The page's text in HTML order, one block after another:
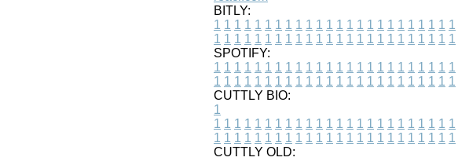
BITLY:
1 1 1 1 1 1 1 1 1 1 1 1 1 1 1 1 1 1 1 1 1 1 1 1
1 1 1 1 1 1 1 1 1 1 1 1 1 1 1 1 1 1 1 1 1 1 1 1
SPOTIFY:
1 1 1 1 1 1 1 1 1 1 1 1 1 1 1 1 1 1 1 1 1 1 1 1
1 1 1 1 1 1 1 1 1 1 1 1 1 1 1 1 1 1 1 1 1 1 1 1
CUTTLY BIO:
1
1 1 1 1 1 1 1 1 1 1 1 1 1 1 1 1 1 1 1 1 1 1 1 1
1 1 1 1 1 1 1 1 1 1 1 1 1 1 1 1 1 1 1 1 1 1 1 1
CUTTLY OLD: